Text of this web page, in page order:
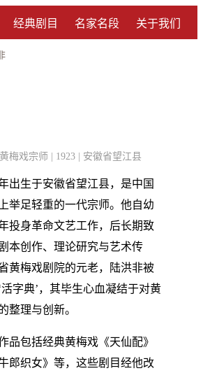
经典剧目 名家名段 关于我们
梅戏宗师 | 1923 | 安徽省望江县
出生于安徽省望江县，是中国
举足轻重的一代宗师。他自幼
投身革命文艺工作，后长期致
本创作、理论研究与艺术传
黄梅戏剧院的元老，陆洪非被
字典’，其毕生心血凝结于对黄
整理与创新。
品包括经典黄梅戏《天仙配》
郎织女》等，这些剧目经他改